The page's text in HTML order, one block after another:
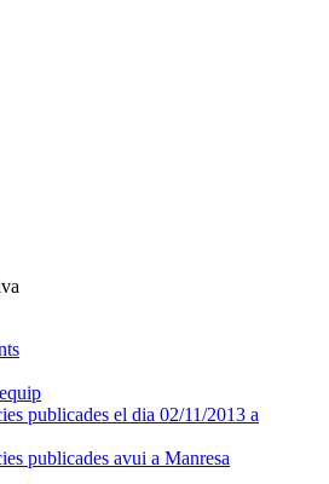
publicades el dia 02/11/2013 a
publicades avui a Manresa